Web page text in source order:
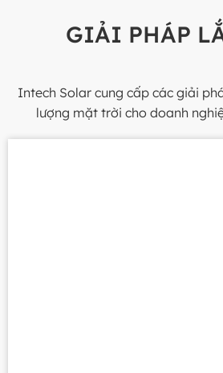
GIẢI PHÁP
Intech Solar cung cấp các giải
lượng mặt trời cho doanh